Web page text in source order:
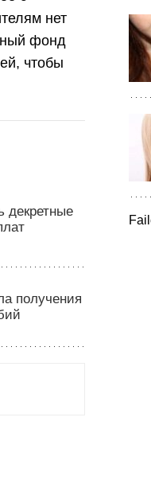
нет
фонд
чтобы
декретные
получения